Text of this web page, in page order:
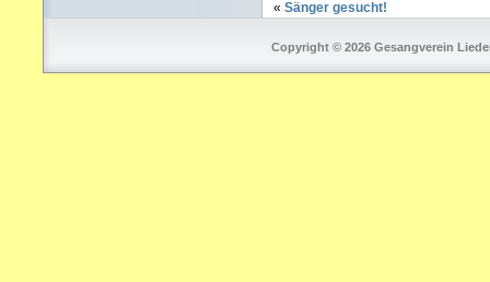
« Sänger gesucht!
Copyright © 2026 Gesangverein